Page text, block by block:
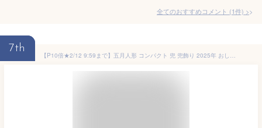
全てのおすすめコメント (1件) >
7th
【P10倍★2/12 9:59まで】五月人形 コンパクト 兜 兜飾り 2025年 おしゃれ 飾り台 高岡銅器 戦国武将兜 オリジナル 道具 出世兜 節句飾り